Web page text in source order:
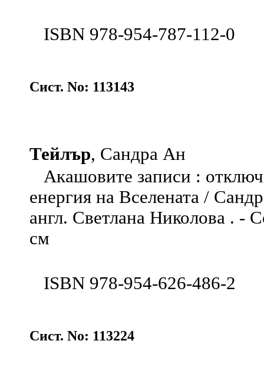
ISBN 978-954-787-112-0
Сист. No: 113143
Тейлър, Сандра Ан
Акашовите записи :
енергия на Вселената /
англ. Светлана Николова . -
см
ISBN 978-954-626-486-2
Сист. No: 113224